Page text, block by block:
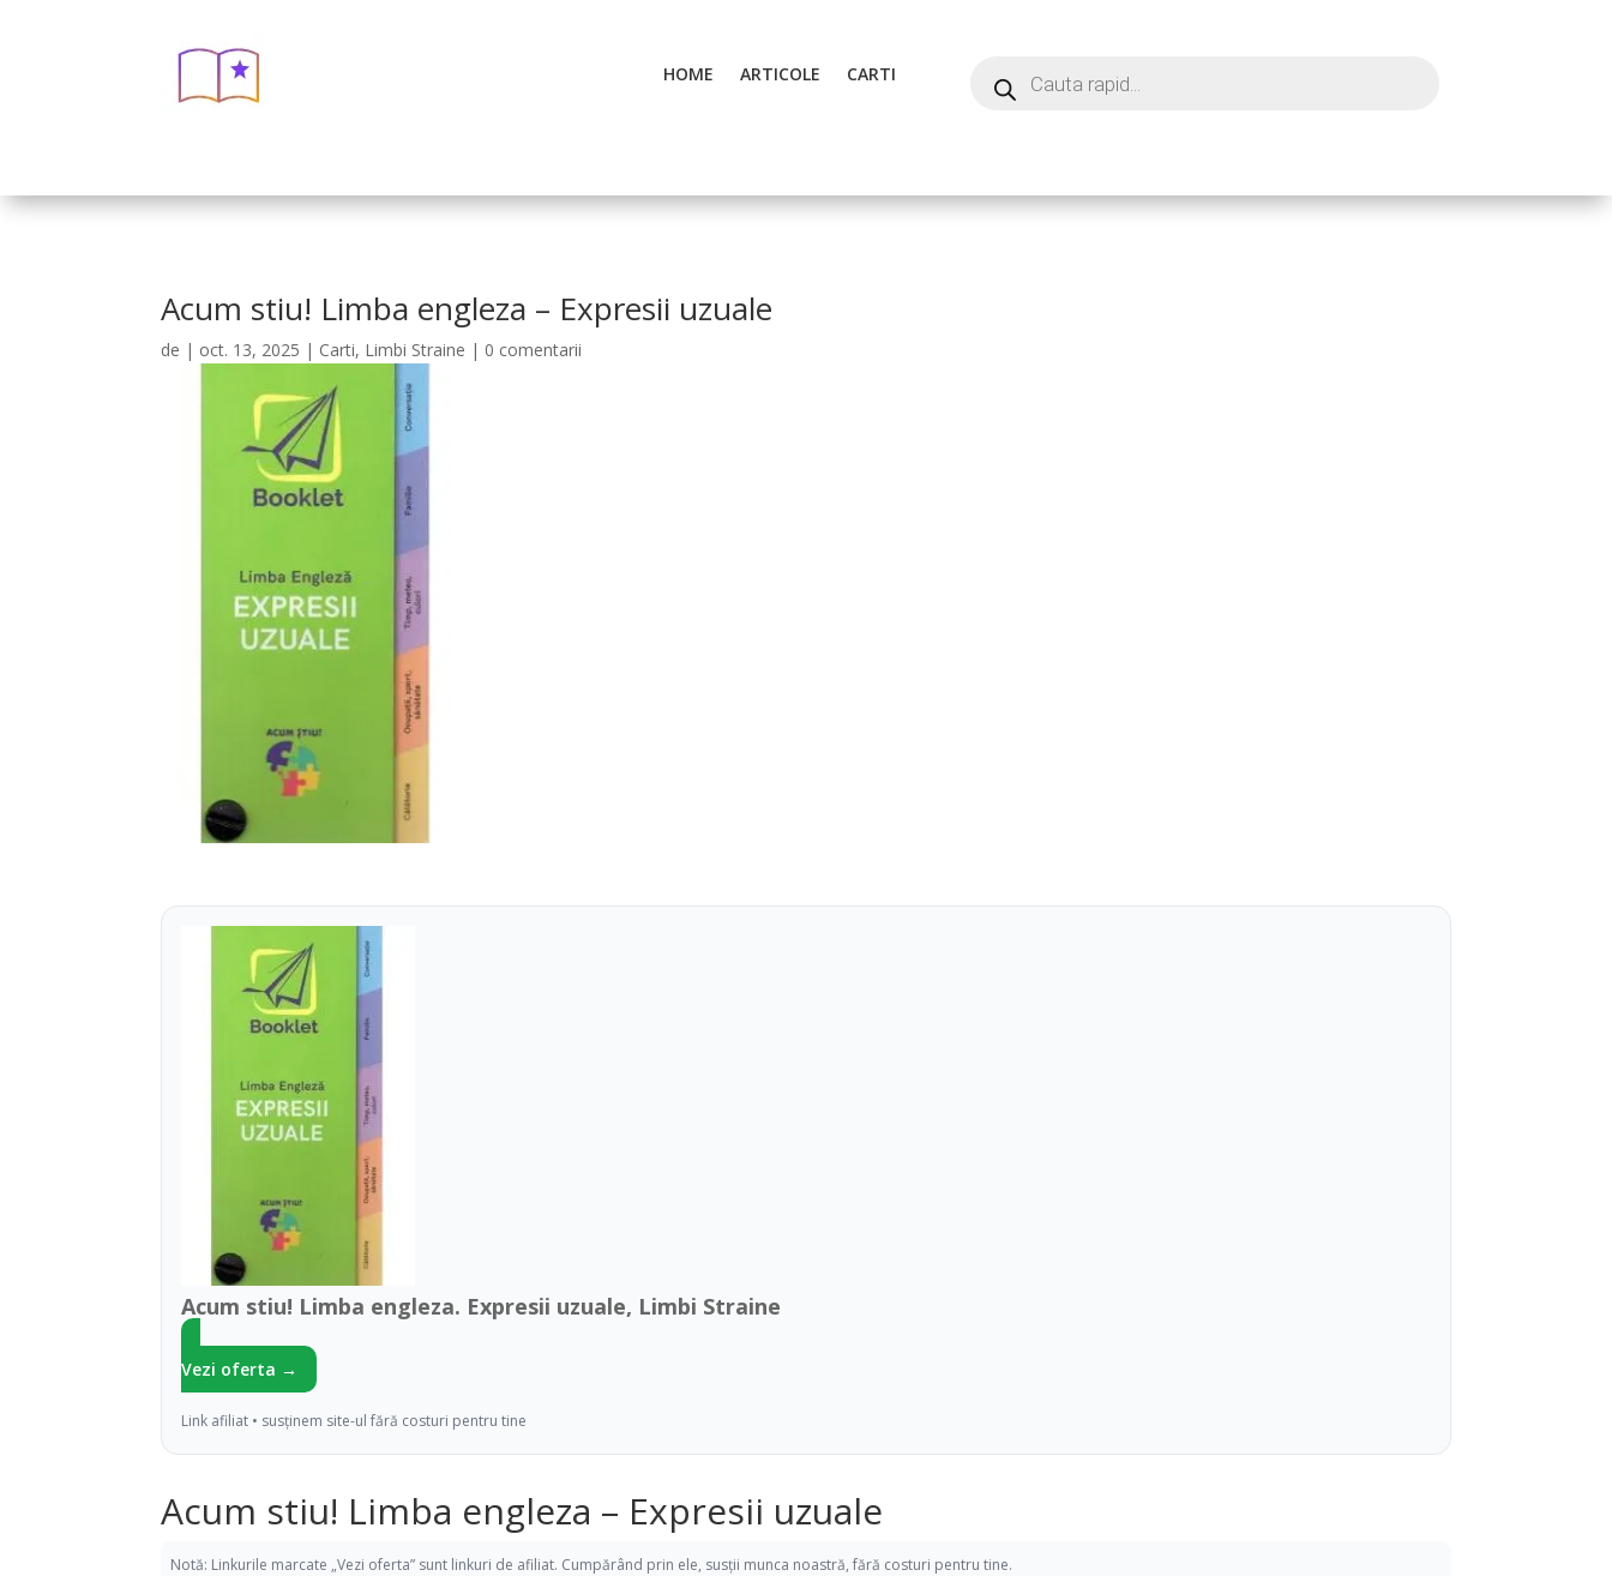
HOME ARTICOLE CARTI
Acum stiu! Limba engleza – Expresii uzuale
de | oct. 13, 2025 | Carti, Limbi Straine | 0 comentarii
Acum stiu! Limba engleza. Expresii uzuale, Limbi Straine
Vezi oferta →
Link afiliat • susținem site-ul fără costuri pentru tine
Acum stiu! Limba engleza – Expresii uzuale
Notă: Linkurile marcate „Vezi oferta” sunt linkuri de afiliat. Cumpărând prin ele, susții munca noastră, fără costuri pentru tine.